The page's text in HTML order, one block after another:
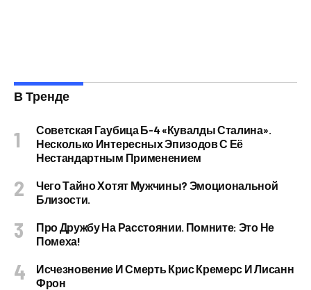
В Тренде
Советская Гаубица Б-4 «Кувалды Сталина».
Несколько Интересных Эпизодов С Её
Нестандартным Применением
Чего Тайно Хотят Мужчины? Эмоциональной
Близости.
Про Дружбу На Расстоянии. Помните: Это Не
Помеха!
Исчезновение И Смерть Крис Кремерс И Лисанн
Фрон